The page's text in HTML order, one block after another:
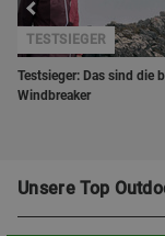
Testsieger: Das sind die
Windbreaker
TESTSIEGER
Unsere Top